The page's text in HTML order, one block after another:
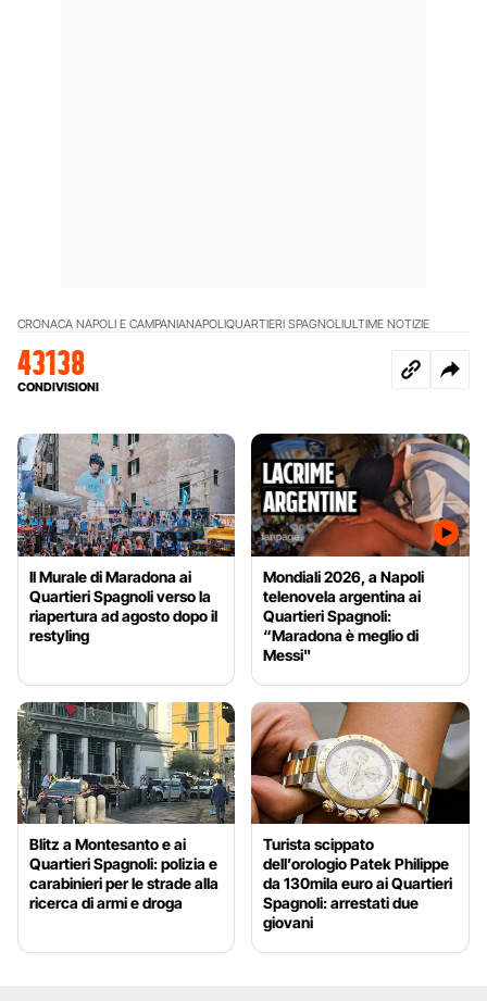
CRONACA NAPOLI E CAMPANIANAPOLIQUARTIERI SPAGNOLIULTIME NOTIZIE
43138
CONDIVISIONI
Il Murale di Maradona ai
Quartieri Spagnoli verso la
riapertura ad agosto dopo il
restyling
Mondiali 2026, a Napoli
telenovela argentina ai
Quartieri Spagnoli:
“Maradona è meglio di
Messi"
Blitz a Montesanto e ai
Quartieri Spagnoli: polizia e
carabinieri per le strade alla
ricerca di armi e droga
Turista scippato
dell’orologio Patek Philippe
da 130mila euro ai Quartieri
Spagnoli: arrestati due
giovani